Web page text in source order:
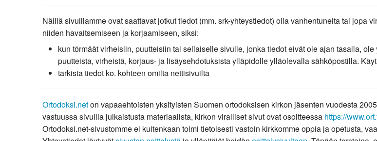
Näillä sivuillamme ovat saattavat jotkut tiedot (mm. srk-yhteystiedot) olla vanhentuneita tai jopa
niiden havaitsemiseen ja korjaamiseen, siksi:
kun törmäät virheisiin, puutteisiin tai sellaiselle sivulle, jonka tiedot eivät ole ajan tasalla,
puutteista, virheistä, korjaus- ja lisäysehdotuksista ylläpidolle ylläolevalla sähköpostilla.
tarkista tiedot ko. kohteen omilta nettisivuilta
Ortodoksi.neton vapaaehtoisten yksityisten Suomen ortodoksisen kirkon jäsenten vuodesta
vastuussa sivuilla julkaistusta materiaalista, kirkon viralliset sivut ovat osoitteessa https://
Ortodoksi.net-sivustomme ei kuitenkaan toimi tietoisesti vastoin kirkkomme oppia ja opetusta,